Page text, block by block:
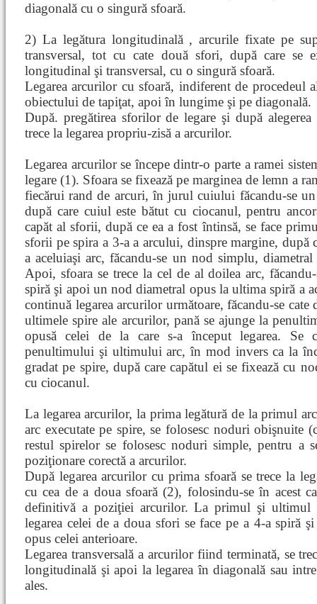
diagonală cu o singură sfoară.
2) La legătura longitudinală , arcurile fixate pe
transversal, tot cu cate două sfori, după care se
longitudinal şi transversal, cu o singură sfoară.
Legarea arcurilor cu sfoară, indiferent de procedeul
obiectului de tapiţat, apoi în lungime şi pe diagonală.
După. pregătirea sforilor de legare şi după
trece la legarea propriu-zisă a arcurilor.
Legarea arcurilor se începe dintr-o parte a ramei
legare (1). Sfoara se fixează pe marginea de lemn a
fiecărui rand de arcuri, în jurul cuiului făcandu-se
după care cuiul este bătut cu ciocanul, pentru
capăt al sforii, după ce ea a fost întinsă, se face
sforii pe spira a 3-a a arcului, dinspre margine, după
a aceluiaşi arc, făcandu-se un nod simplu,
Apoi, sfoara se trece la cel de al doilea arc,
spiră şi apoi un nod diametral opus la ultima spiră a
continuă legarea arcurilor următoare, făcandu-se
ultimele spire ale arcurilor, pană se ajunge la
opusă celei de la care s-a început legarea. Se
penultimului şi ultimului arc, în mod invers ca la
gradat pe spire, după care capătul ei se fixează cu
cu ciocanul.
La legarea arcurilor, la prima legătură de la primul
arc executate pe spire, se folosesc noduri obişnuite
restul spirelor se folosesc noduri simple, pentru a
poziţionare corectă a arcurilor.
După legarea arcurilor cu prima sfoară se trece la
cu cea de a doua sfoară (2), folosindu-se în acest
definitivă a poziţiei arcurilor. La primul şi ultimul
legarea celei de a doua sfori se face pe a 4-a spiră
opus celei anterioare.
Legarea transversală a arcurilor fiind terminată, se
longitudinală şi apoi la legarea în diagonală sau
ales.